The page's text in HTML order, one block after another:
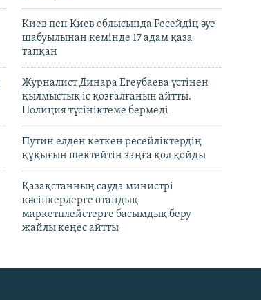
Киев пен Киев облысында Ресейдің әуе
шабуылынан кемінде 17 адам қаза
тапқан
Журналист Динара Егеубаева үстінен
қылмыстық іс қозғалғанын айтты.
Полиция түсініктеме бермеді
Путин елден кеткен ресейліктердің
құқығын шектейтін заңға қол қойды
Қазақстанның сауда министрі
кәсіпкерлерге отандық
маркетплейстерге басымдық беру
жайлы кеңес айтты